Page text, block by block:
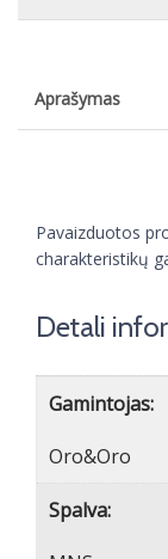
Aprašymas
Pavaizduotos
charakteristikų
Detali
Gamintojas:
Oro&Oro
Spalva: